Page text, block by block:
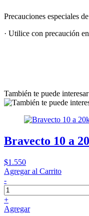
Precauciones especiales
· Utilice con precaución
También te puede interesar
Bravecto 10 a
$1.550
Agregar al Carrito
-
+
Agregar